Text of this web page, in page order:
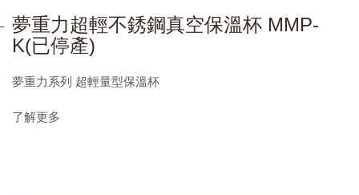
夢重力超輕不銹鋼真空保溫杯 MMP-
K(已停產)
夢重力系列 超輕量型保溫杯
了解更多